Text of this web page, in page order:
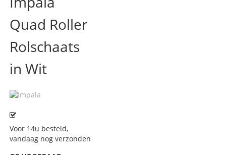
van
de
afbeeldingen-
gallerij
begin
van
de
afbeeldingen-
gallerij
Quad Roller
Rolschaats
in Wit
Voor 14u besteld,
vandaag nog verzonden